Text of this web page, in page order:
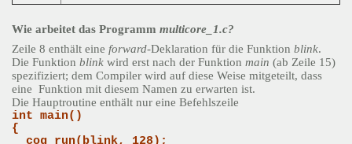
Wie arbeitet das Programm multicore_1.c?
Zeile 8 enthält eine forward-Deklaration für die Funktion blink.
Die Funktion blink wird erst nach der Funktion main (ab Zeile 15)
spezifiziert; dem Compiler wird auf diese Weise mitgeteilt, dass
eine Funktion mit diesem Namen zu erwarten ist.
Die Hauptroutine enthält nur eine Befehlszeile
int main()
{
cog_run(blink, 128);